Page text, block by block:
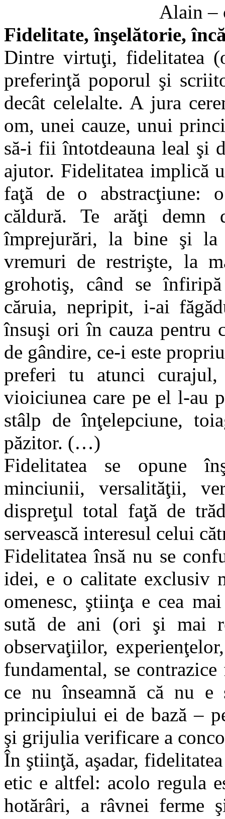
Alain –
Fidelitate, înşelătorie,
Dintre virtuţi, fidelitatea
preferinţă poporul şi
decât celelalte. A jura
om, unei cauze, unui
să-i fii întotdeauna leal şi
ajutor. Fidelitatea implică
faţă de o abstracţiune:
căldură. Te arăţi demn
împrejurări, la bine şi
vremuri de restrişte, la
grohotiş, când se
căruia, nepripit, i-ai
însuşi ori în cauza pentru
de gândire, ce-i este
preferi tu atunci curajul,
vioiciunea care pe el l-au
stâlp de înţelepciune,
păzitor. (…)
Fidelitatea se opune
minciunii, versalităţii,
dispreţul total faţă de
servească interesul celui
Fidelitatea însă nu se
idei, e o calitate exclusiv
omenesc, ştiinţa e cea
sută de ani (ori şi mai
observaţiilor,
fundamental, se
ce nu înseamnă că nu
principiului ei de bază –
şi grijulia verificare a
În ştiinţă, aşadar,
etic e altfel: acolo regula
hotărâri, a râvnei ferme